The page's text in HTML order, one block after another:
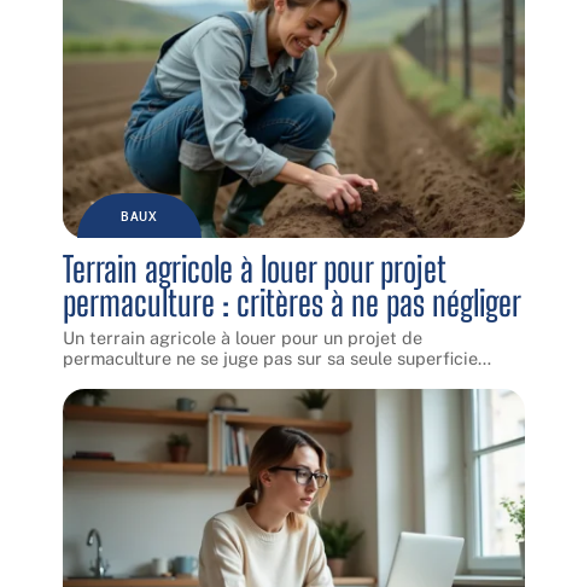
BAUX
Terrain agricole à louer pour projet
permaculture : critères à ne pas négliger
Un terrain agricole à louer pour un projet de
permaculture ne se juge pas sur sa seule superficie…